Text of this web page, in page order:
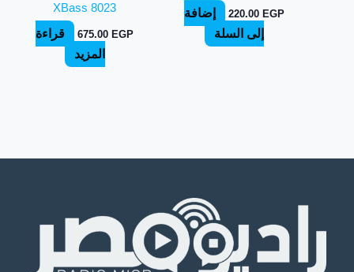
220.00 EGP
إضافة
إلى السلة
XBass 8023
675.00 EGP
قراءة
المزيد